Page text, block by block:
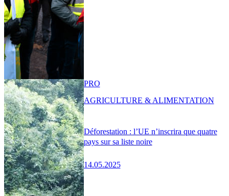
Déforestation : l’UE n’inscrira que quatre
pays sur sa liste noire
14.05.2025
PRO
AGRICULTURE & ALIMENTATION